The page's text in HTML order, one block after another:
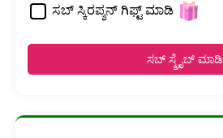
ಸಬ್ ಸ್ಕಿರಪ್ಶನ್ ಗಿಫ್ಟ್ ಮಾಡಿ
ಸಬ್ ಸ್ಕ್ರೈಬ್ ಮಾಡಿ